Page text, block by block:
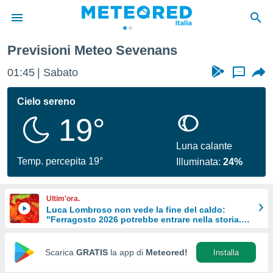
di
per
le
di
Web
Previsioni Meteo Sevenans
01:45 Sabato ...
Cielo sereno
19°
Temp. percepita 19°
Luna calante
Illuminata:24%
Ultim'ora.
Luca Lombroso non vede la fine del caldo:
"Ferragosto 2026 potrebbe entrare nella storia.
Scarica GRATIS la app di Meteored! Installa